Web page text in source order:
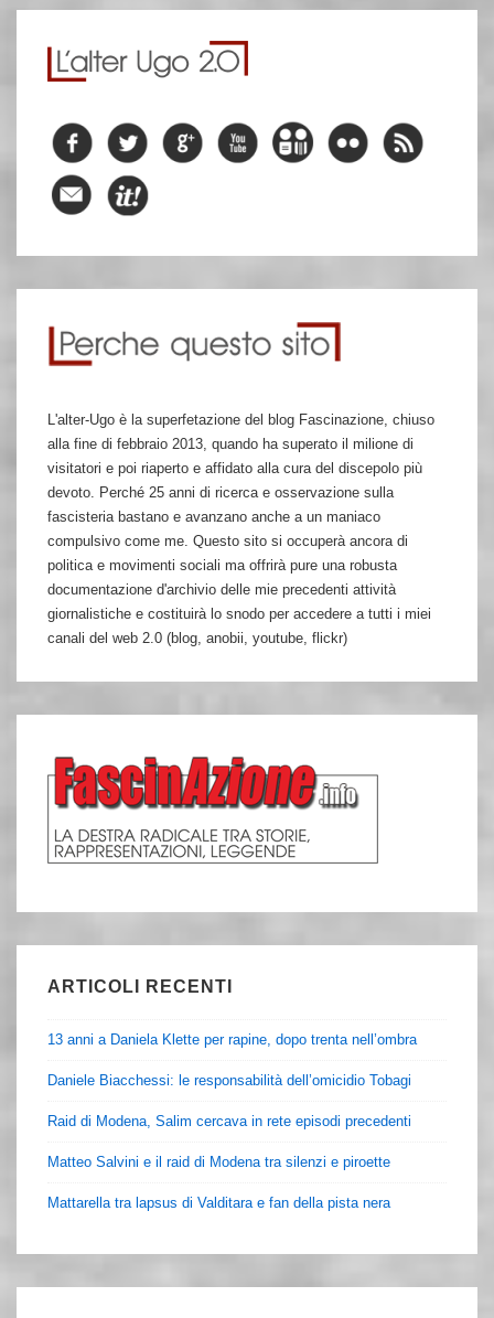
L'alter-Ugo è la superfetazione del blog Fascinazione, chiuso
alla fine di febbraio 2013, quando ha superato il milione di
visitatori e poi riaperto e affidato alla cura del discepolo più
devoto. Perché 25 anni di ricerca e osservazione sulla
fascisteria bastano e avanzano anche a un maniaco
compulsivo come me. Questo sito si occuperà ancora di
politica e movimenti sociali ma offrirà pure una robusta
documentazione d'archivio delle mie precedenti attività
giornalistiche e costituirà lo snodo per accedere a tutti i miei
canali del web 2.0 (blog, anobii, youtube, flickr)
ARTICOLI RECENTI
13 anni a Daniela Klette per rapine, dopo trenta nell’ombra
Daniele Biacchessi: le responsabilità dell’omicidio Tobagi
Raid di Modena, Salim cercava in rete episodi precedenti
Matteo Salvini e il raid di Modena tra silenzi e piroette
Mattarella tra lapsus di Valditara e fan della pista nera